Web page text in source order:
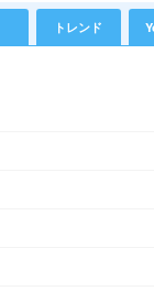
トレンド